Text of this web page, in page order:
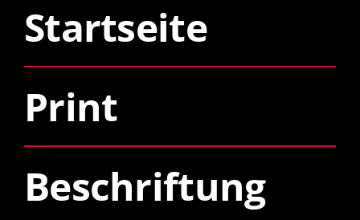
Startseite
Print
Beschriftung